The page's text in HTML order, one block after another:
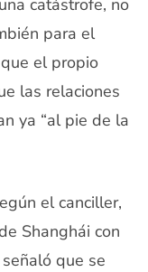
para el
el propio
las relaciones
ya “al pie de la
el canciller,
Shanghái con
que se